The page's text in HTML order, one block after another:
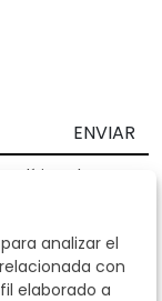
ENVIAR
Política de
que sus
Segre con la
ejercitar los
analizar el
con
elaborado a